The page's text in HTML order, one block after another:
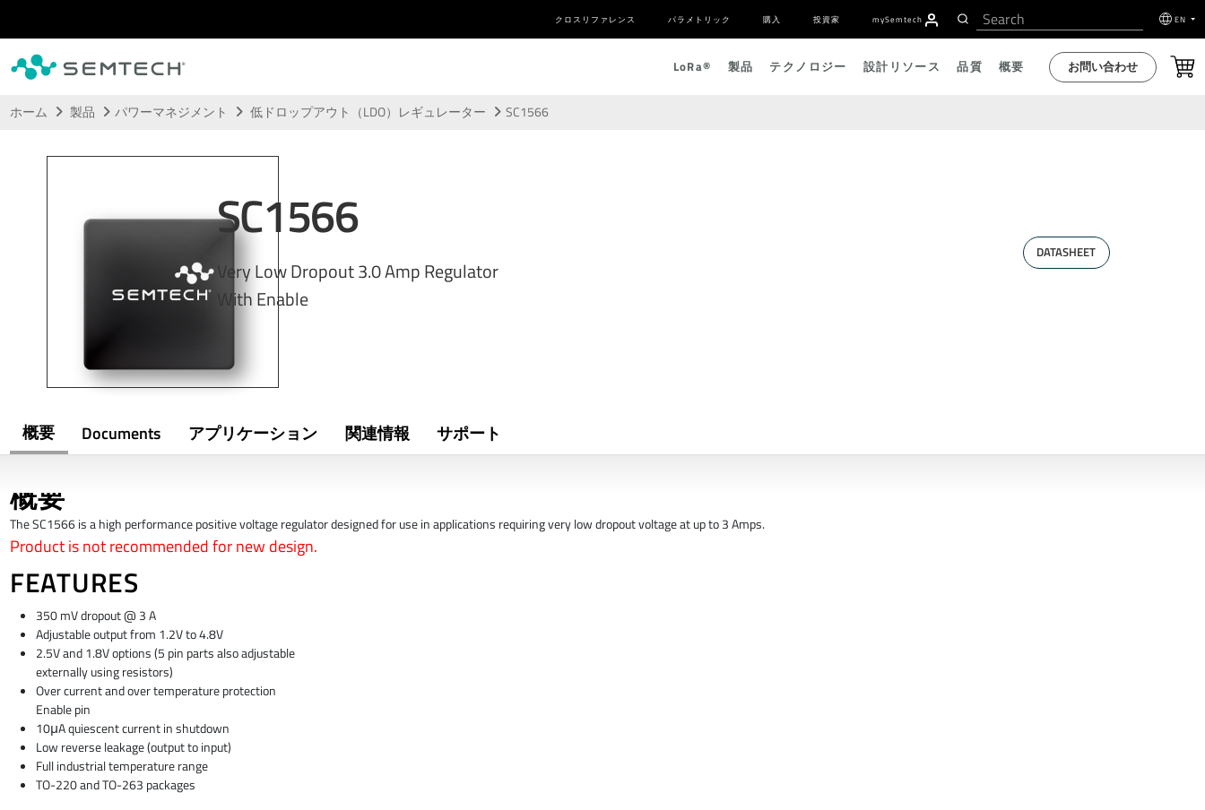
メインコンテンツにスキップ
クロスリファレンス パラメトリック 購入 投資家 mySemtech EN
LoRa® 製品 テクノロジー 設計リソース 品質 概要 お問い合わせ
ホーム 製品 パワーマネジメント 低ドロップアウト（LDO）レギュレーター SC1566
SC1566
Very Low Dropout 3.0 Amp Regulator
With Enable
DATASHEET
概要 Documents アプリケーション 関連情報 サポート
概要
The SC1566 is a high performance positive voltage regulator designed for use in applications requiring very low dropout voltage at up to 3 Amps.
Product is not recommended for new design.
FEATURES
350 mV dropout @ 3 A
Adjustable output from 1.2V to 4.8V
2.5V and 1.8V options (5 pin parts also adjustable
externally using resistors)
Over current and over temperature protection
Enable pin
10μA quiescent current in shutdown
Low reverse leakage (output to input)
Full industrial temperature range
TO-220 and TO-263 packages